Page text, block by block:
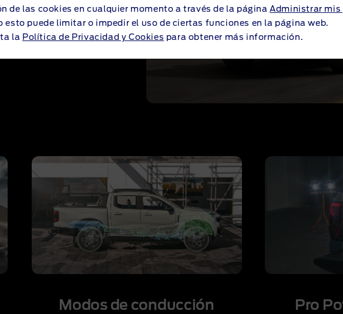
de las cookies en cualquier momento a través de la páginaAdministrar mis
esto puede limitar o impedir el uso de ciertas funciones en la página web.
la Política de Privacidad y Cookies para obtener más información.
que lo necesites.
Modos de conducción
Pro